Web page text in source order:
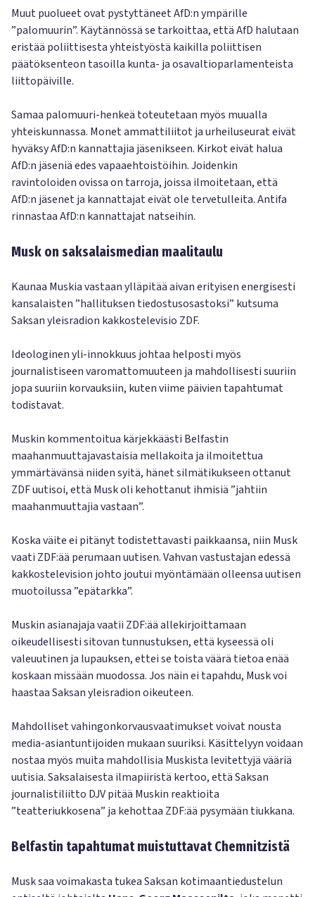
Muut puolueet ovat pystyttäneet AfD:n ympärille
”palomuurin”. Käytännössä se tarkoittaa, että AfD halutaan
eristää poliittisesta yhteistyöstä kaikilla poliittisen
päätöksenteon tasoilla kunta- ja osavaltioparlamenteista
liittopäiville.
Samaa palomuuri-henkeä toteutetaan myös muualla
yhteiskunnassa. Monet ammattiliitot ja urheiluseurat eivät
hyväksy AfD:n kannattajia jäsenikseen. Kirkot eivät halua
AfD:n jäseniä edes vapaaehtoistöihin. Joidenkin
ravintoloiden ovissa on tarroja, joissa ilmoitetaan, että
AfD:n jäsenet ja kannattajat eivät ole tervetulleita. Antifa
rinnastaa AfD:n kannattajat natseihin.
Musk on saksalaismedian maalitaulu
Kaunaa Muskia vastaan ylläpitää aivan erityisen energisesti
kansalaisten ”hallituksen tiedostusosastoksi” kutsuma
Saksan yleisradion kakkostelevisio ZDF.
Ideologinen yli-innokkuus johtaa helposti myös
journalistiseen varomattomuuteen ja mahdollisesti suuriin
jopa suuriin korvauksiin, kuten viime päivien tapahtumat
todistavat.
Muskin kommentoitua kärjekkäästi Belfastin
maahanmuuttajavastaisia mellakoita ja ilmoitettua
ymmärtävänsä niiden syitä, hänet silmätikukseen ottanut
ZDF uutisoi, että Musk oli kehottanut ihmisiä ”jahtiin
maahanmuuttajia vastaan”.
Koska väite ei pitänyt todistettavasti paikkaansa, niin Musk
vaati ZDF:ää perumaan uutisen. Vahvan vastustajan edessä
kakkostelevision johto joutui myöntämään olleensa uutisen
muotoilussa ”epätarkka”.
Muskin asianajaja vaatii ZDF:ää allekirjoittamaan
oikeudellisesti sitovan tunnustuksen, että kyseessä oli
valeuutinen ja lupauksen, ettei se toista väärä tietoa enää
koskaan missään muodossa. Jos näin ei tapahdu, Musk voi
haastaa Saksan yleisradion oikeuteen.
Mahdolliset vahingonkorvausvaatimukset voivat nousta
media-asiantuntijoiden mukaan suuriksi. Käsittelyyn voidaan
nostaa myös muita mahdollisia Muskista levitettyjä vääriä
uutisia. Saksalaisesta ilmapiiristä kertoo, että Saksan
journalistiliitto DJV pitää Muskin reaktioita
”teatteriukkosena” ja kehottaa ZDF:ää pysymään tiukkana.
Belfastin tapahtumat muistuttavat Chemnitzistä
Musk saa voimakasta tukea Saksan kotimaantiedustelun